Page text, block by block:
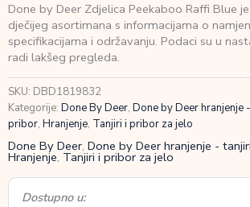
Zdjelica
Peekaboo
Raffi
Blue
količina
Done by Deer Zdjelica Peekaboo Raffi Blue
dječijeg asortimana s informacijama o
specifikacijama i održavanju. Podaci su u
radi lakšeg pregleda.
SKU: DBD1819832
Kategorije: Done By Deer, Done by Deer hranjenje
pribor, Hranjenje, Tanjiri i pribor za jelo
Done By Deer, Done by Deer hranjenje -
Hranjenje, Tanjiri i pribor za jelo
Dostupno u: